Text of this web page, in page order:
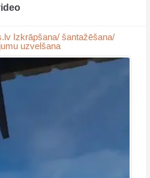
Izkrāpšana/ šantažēšana/
uzvelšana